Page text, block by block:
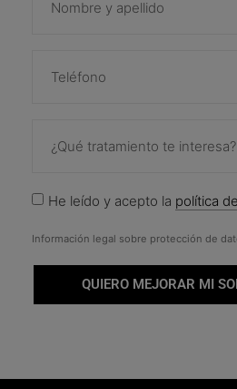
He leído y acepto la política
Información legal sobre protección de
QUIERO MEJORAR MI